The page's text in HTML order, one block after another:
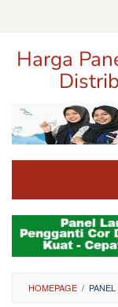
Harga
Pusat Informasi
HOMEPAGE /